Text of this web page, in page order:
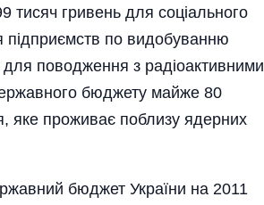
тисяч гривень для соціального
по видобуванню
для поводження з радіоактивними
бюджету майже 80
яке проживає поблизу ядерних
бюджет України на 2011